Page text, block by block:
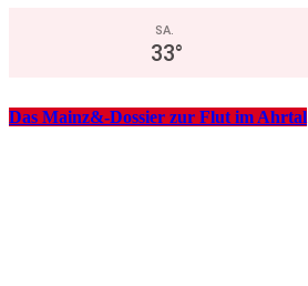
SA.
33°
Das Mainz&-Dossier zur Flut im Ahrtal